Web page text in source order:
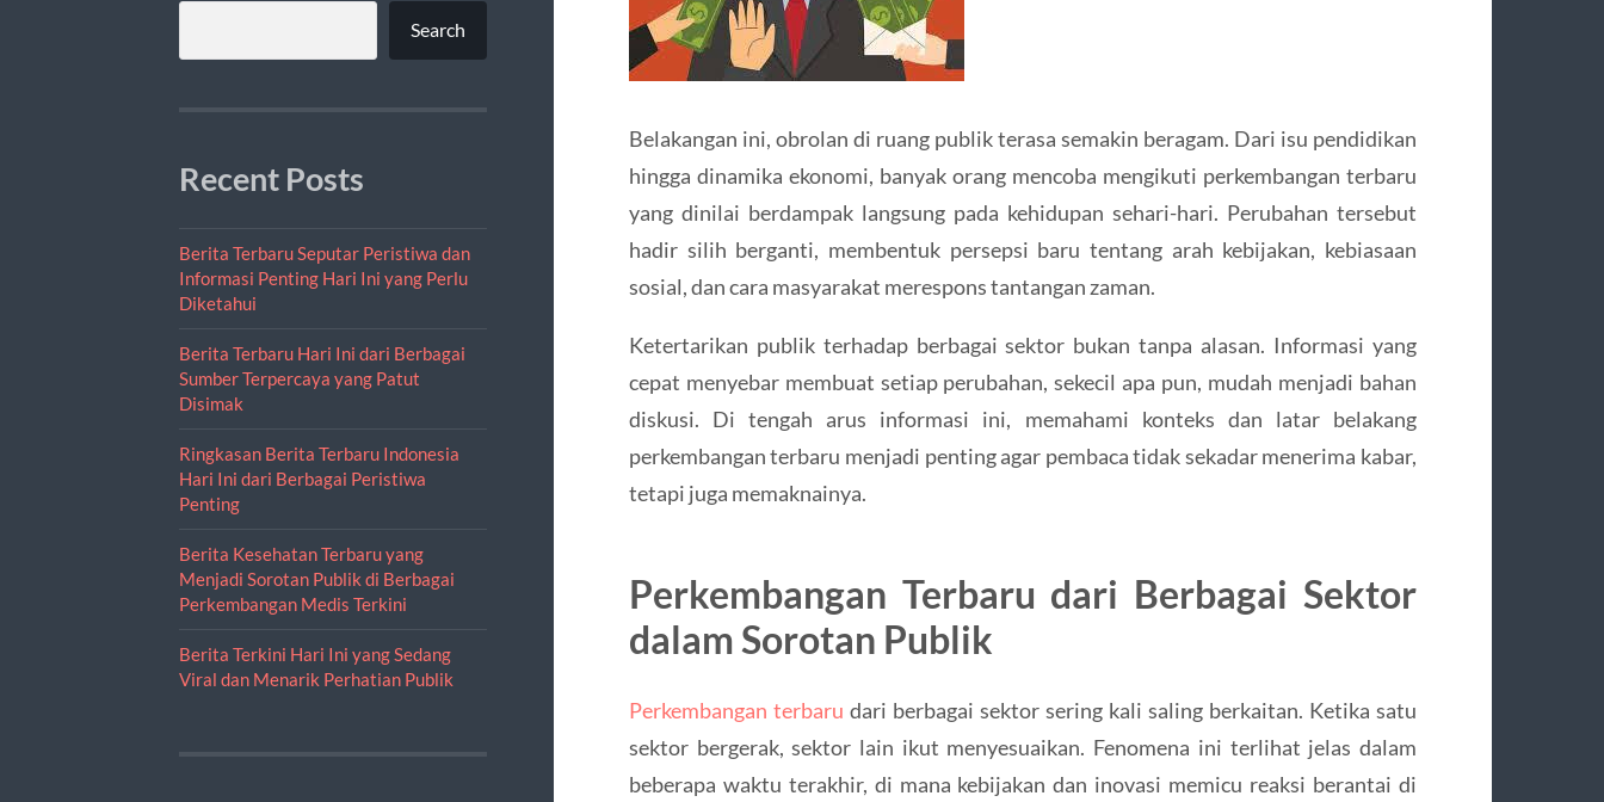
Search
Recent Posts
Berita Terbaru Seputar Peristiwa dan
Informasi Penting Hari Ini yang Perlu
Diketahui
Berita Terbaru Hari Ini dari Berbagai
Sumber Terpercaya yang Patut
Disimak
Ringkasan Berita Terbaru Indonesia
Hari Ini dari Berbagai Peristiwa
Penting
Berita Kesehatan Terbaru yang
Menjadi Sorotan Publik di Berbagai
Perkembangan Medis Terkini
Berita Terkini Hari Ini yang Sedang
Viral dan Menarik Perhatian Publik
Belakangan ini, obrolan di ruang publik terasa semakin beragam. Dari isu pendidikan
hingga dinamika ekonomi, banyak orang mencoba mengikuti perkembangan terbaru
yang dinilai berdampak langsung pada kehidupan sehari-hari. Perubahan tersebut
hadir silih berganti, membentuk persepsi baru tentang arah kebijakan, kebiasaan
sosial, dan cara masyarakat merespons tantangan zaman.
Ketertarikan publik terhadap berbagai sektor bukan tanpa alasan. Informasi yang
cepat menyebar membuat setiap perubahan, sekecil apa pun, mudah menjadi bahan
diskusi. Di tengah arus informasi ini, memahami konteks dan latar belakang
perkembangan terbaru menjadi penting agar pembaca tidak sekadar menerima kabar,
tetapi juga memaknainya.
Perkembangan Terbaru dari Berbagai Sektor
dalam Sorotan Publik
Perkembangan terbaru dari berbagai sektor sering kali saling berkaitan. Ketika satu
sektor bergerak, sektor lain ikut menyesuaikan. Fenomena ini terlihat jelas dalam
beberapa waktu terakhir, di mana kebijakan dan inovasi memicu reaksi berantai di